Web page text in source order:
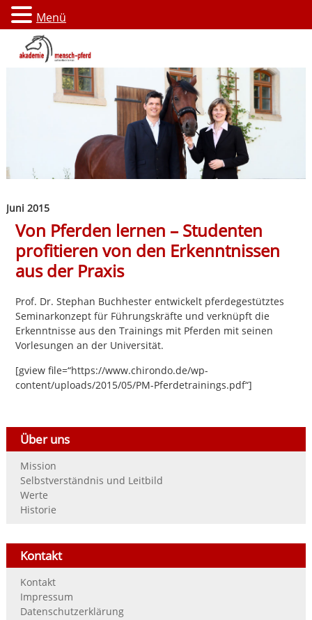
Juni 2015
Von Pferden lernen – Studenten
profitieren von den Erkenntnissen
aus der Praxis
Prof. Dr. Stephan Buchhester entwickelt pferdegestütztes
Seminarkonzept für Führungskräfte und verknüpft die
Erkenntnisse aus den Trainings mit Pferden mit seinen
Vorlesungen an der Universität.
[gview file=“https://www.chirondo.de/wp-
content/uploads/2015/05/PM-Pferdetrainings.pdf“]
Über uns
Mission
Selbstverständnis und Leitbild
Werte
Historie
Kontakt
Kontakt
Impressum
Datenschutzerklärung
Menü